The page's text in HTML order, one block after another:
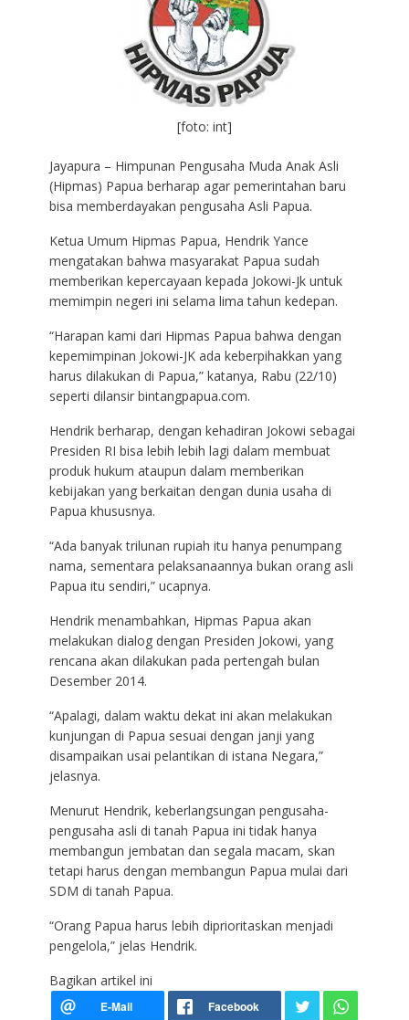
[foto: int]
Jayapura – Himpunan Pengusaha Muda Anak Asli
(Hipmas) Papua berharap agar pemerintahan baru
bisa memberdayakan pengusaha Asli Papua.
Ketua Umum Hipmas Papua, Hendrik Yance
mengatakan bahwa masyarakat Papua sudah
memberikan kepercayaan kepada Jokowi-Jk untuk
memimpin negeri ini selama lima tahun kedepan.
“Harapan kami dari Hipmas Papua bahwa dengan
kepemimpinan Jokowi-JK ada keberpihakkan yang
harus dilakukan di Papua,” katanya, Rabu (22/10)
seperti dilansir bintangpapua.com.
Hendrik berharap, dengan kehadiran Jokowi sebagai
Presiden RI bisa lebih lebih lagi dalam membuat
produk hukum ataupun dalam memberikan
kebijakan yang berkaitan dengan dunia usaha di
Papua khususnya.
“Ada banyak trilunan rupiah itu hanya penumpang
nama, sementara pelaksanaannya bukan orang asli
Papua itu sendiri,” ucapnya.
Hendrik menambahkan, Hipmas Papua akan
melakukan dialog dengan Presiden Jokowi, yang
rencana akan dilakukan pada pertengah bulan
Desember 2014.
“Apalagi, dalam waktu dekat ini akan melakukan
kunjungan di Papua sesuai dengan janji yang
disampaikan usai pelantikan di istana Negara,”
jelasnya.
Menurut Hendrik, keberlangsungan pengusaha-
pengusaha asli di tanah Papua ini tidak hanya
membangun jembatan dan segala macam, skan
tetapi harus dengan membangun Papua mulai dari
SDM di tanah Papua.
“Orang Papua harus lebih diprioritaskan menjadi
pengelola,” jelas Hendrik.
Bagikan artikel ini